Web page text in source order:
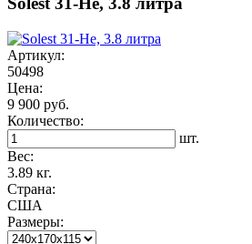
Артикул:
50498
Цена:
9 900 руб.
Количество:
шт.
Вес:
3.89 кг.
Страна:
США
Размеры: